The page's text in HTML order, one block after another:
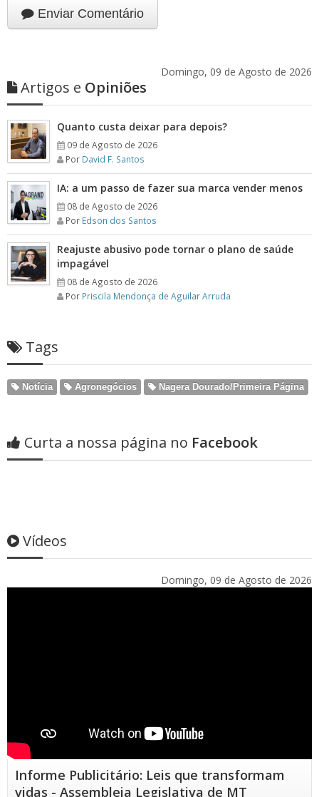
Enviar Comentário
Domingo, 09 de Agosto de 2026
Artigos e Opiniões
Quanto custa deixar para depois?
09 de Agosto de 2026
Por David F. Santos
IA: a um passo de fazer sua marca vender menos
08 de Agosto de 2026
Por Edson dos Santos
Reajuste abusivo pode tornar o plano de saúde
impagável
08 de Agosto de 2026
Por Priscila Mendonça de Aguilar Arruda
Tags
Notícia Agronegócios Nagera Dourado/Primeira Página
Curta a nossa página no Facebook
Vídeos
Domingo, 09 de Agosto de 2026
Informe Publicitário: Leis que transformam
vidas - Assembleia Legislativa de MT